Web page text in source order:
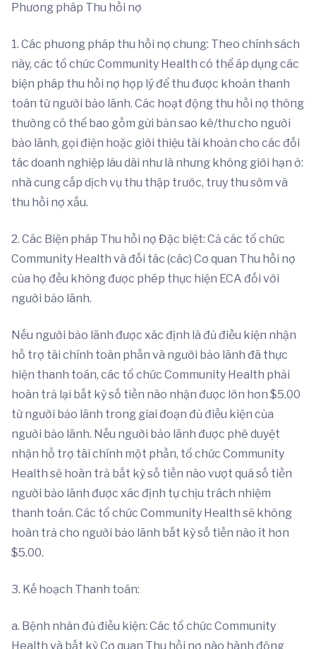
Phương pháp Thu hồi nợ
1. Các phương pháp thu hồi nợ chung: Theo chính sách
này, các tổ chức Community Health có thể áp dụng các
biện pháp thu hồi nợ hợp lý để thu được khoản thanh
toán từ người bảo lãnh. Các hoạt động thu hồi nợ thông
thường có thể bao gồm gửi bản sao kê/thư cho người
bảo lãnh, gọi điện hoặc giới thiệu tài khoản cho các đối
tác doanh nghiệp lâu dài như là nhưng không giới hạn ở:
nhà cung cấp dịch vụ thu thập trước, truy thu sớm và
thu hồi nợ xấu.
2. Các Biện pháp Thu hồi nợ Đặc biệt: Cả các tổ chức
Community Health và đối tác (các) Cơ quan Thu hồi nợ
của họ đều không được phép thực hiện ECA đối với
người bảo lãnh.
Nếu người bảo lãnh được xác định là đủ điều kiện nhận
hỗ trợ tài chính toàn phần và người bảo lãnh đã thực
hiện thanh toán, các tổ chức Community Health phải
hoàn trả lại bất kỳ số tiền nào nhận được lớn hơn $5.00
từ người bảo lãnh trong giai đoạn đủ điều kiện của
người bảo lãnh. Nếu người bảo lãnh được phê duyệt
nhận hỗ trợ tài chính một phần, tổ chức Community
Health sẽ hoàn trả bất kỳ số tiền nào vượt quá số tiền
người bảo lãnh được xác định tự chịu trách nhiệm
thanh toán. Các tổ chức Community Health sẽ không
hoàn trả cho người bảo lãnh bất kỳ số tiền nào ít hơn
$5.00.
3. Kế hoạch Thanh toán:
a. Bệnh nhân đủ điều kiện: Các tổ chức Community
Health và bất kỳ Cơ quan Thu hồi nợ nào hành động